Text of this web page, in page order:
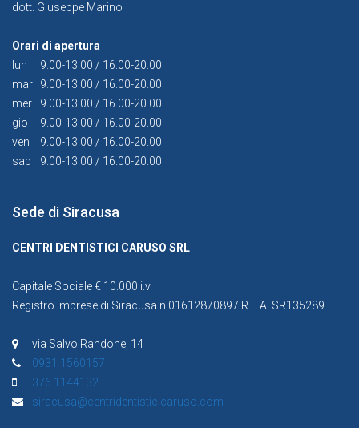
dott. Giuseppe Marino
Orari di apertura
lun
9.00-13.00 / 16.00-20.00
mar
9.00-13.00 / 16.00-20.00
mer
9.00-13.00 / 16.00-20.00
gio
9.00-13.00 / 16.00-20.00
ven
9.00-13.00 / 16.00-20.00
sab
9.00-13.00 / 16.00-20.00
Sede di Siracusa
CENTRI DENTISTICI CARUSO SRL
Capitale Sociale € 10.000 i.v.
Registro Imprese di Siracusa n.01612870897 R.E.A. SR135289
via Salvo Randone, 14
0931 1560157
376 1144132
siracusa@centridentisticicaruso.com